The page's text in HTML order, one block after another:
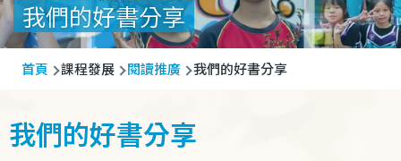
我們的好書分享
導
連
首頁 課程發展 閱讀推廣 我們的好書分享
我們的好書分享